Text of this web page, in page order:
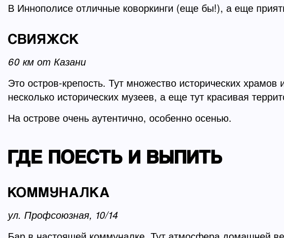
В Иннополисе отличные коворкинги (еще бы!), а еще
СВИЯЖСК
60 км от Казани
Это остров-крепость. Тут множество исторических
несколько исторических музеев, а еще тут красивая
На острове очень аутентично, особенно осенью.
ГДЕ ПОЕСТЬ И ВЫПИТЬ
КОММУНАЛКА
ул. Профсоюзная, 10/14